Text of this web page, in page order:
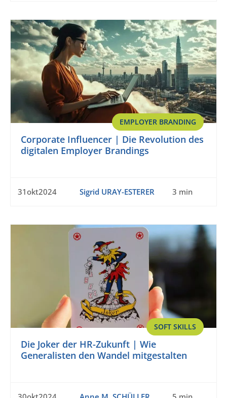
EMPLOYER BRANDING
Corporate Influencer | Die Revolution des
digitalen Employer Brandings
31okt2024 Sigrid URAY-ESTERER 3 min
SOFT SKILLS
Die Joker der HR-Zukunft | Wie
Generalisten den Wandel mitgestalten